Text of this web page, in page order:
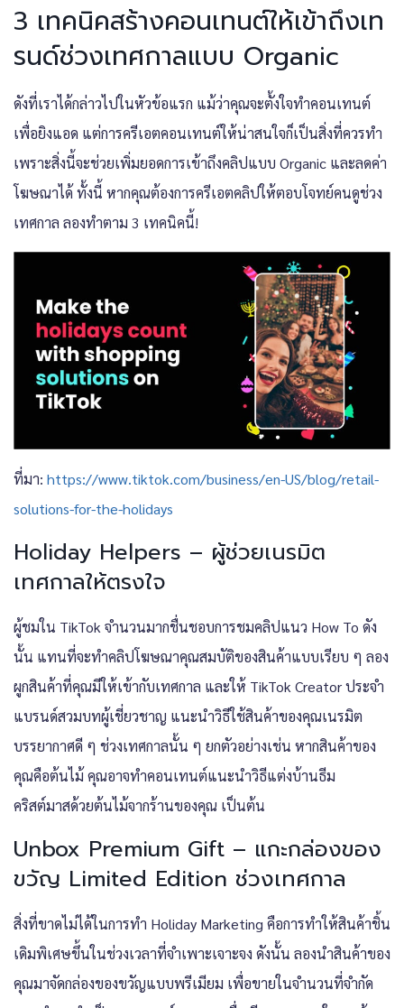
3 เทคนิคสร้างคอนเทนต์ให้เข้าถึงเท
รนด์ช่วงเทศกาลแบบ Organic
ดังที่เราได้กล่าวไปในหัวข้อแรก แม้ว่าคุณจะตั้งใจทำคอนเทนต์
เพื่อยิงแอด แต่การครีเอตคอนเทนต์ให้น่าสนใจก็เป็นสิ่งที่ควรทำ
เพราะสิ่งนี้จะช่วยเพิ่มยอดการเข้าถึงคลิปแบบ Organic และลดค่า
โฆษณาได้ ทั้งนี้ หากคุณต้องการครีเอตคลิปให้ตอบโจทย์คนดูช่วง
เทศกาล ลองทำตาม 3 เทคนิคนี้!
ที่มา: https://www.tiktok.com/business/en-US/blog/retail-
solutions-for-the-holidays
Holiday Helpers – ผู้ช่วยเนรมิต
เทศกาลให้ตรงใจ
ผู้ชมใน TikTok จำนวนมากชื่นชอบการชมคลิปแนว How To ดัง
นั้น แทนที่จะทำคลิปโฆษณาคุณสมบัติของสินค้าแบบเรียบ ๆ ลอง
ผูกสินค้าที่คุณมีให้เข้ากับเทศกาล และให้ TikTok Creator ประจำ
แบรนด์สวมบทผู้เชี่ยวชาญ แนะนำวิธีใช้สินค้าของคุณเนรมิต
บรรยากาศดี ๆ ช่วงเทศกาลนั้น ๆ ยกตัวอย่างเช่น หากสินค้าของ
คุณคือต้นไม้ คุณอาจทำคอนเทนต์แนะนำวิธีแต่งบ้านธีม
คริสต์มาสด้วยต้นไม้จากร้านของคุณ เป็นต้น
Unbox Premium Gift – แกะกล่องของ
ขวัญ Limited Edition ช่วงเทศกาล
สิ่งที่ขาดไม่ได้ในการทำ Holiday Marketing คือการทำให้สินค้าชิ้น
เดิมพิเศษขึ้นในช่วงเวลาที่จำเพาะเจาะจง ดังนั้น ลองนำสินค้าของ
คุณมาจัดกล่องของขวัญแบบพรีเมียม เพื่อขายในจำนวนที่จำกัด